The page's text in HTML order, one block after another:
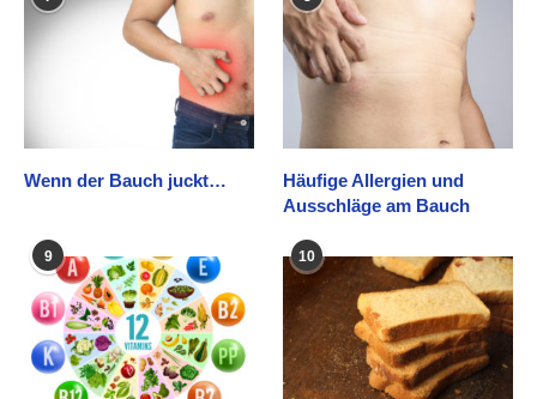
Wenn der Bauch juckt…
Häufige Allergien und
Ausschläge am Bauch
9 10